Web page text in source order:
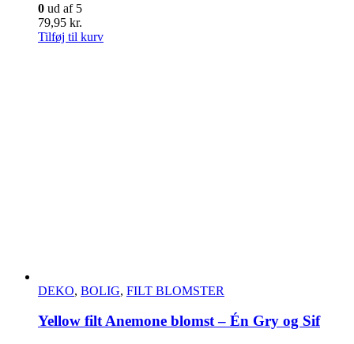
0 ud af 5
79,95 kr.
Tilføj til kurv
DEKO, BOLIG, FILT BLOMSTER
Yellow filt Anemone blomst – Én Gry og Sif